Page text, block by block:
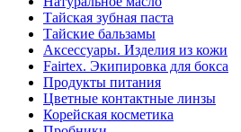
Тайская зубная паста
Тайские бальзамы
Аксессуары. Изделия из кожи
Fairtex. Экипировка для бокса
Продукты питания
Цветные контактные линзы
Корейская косметика